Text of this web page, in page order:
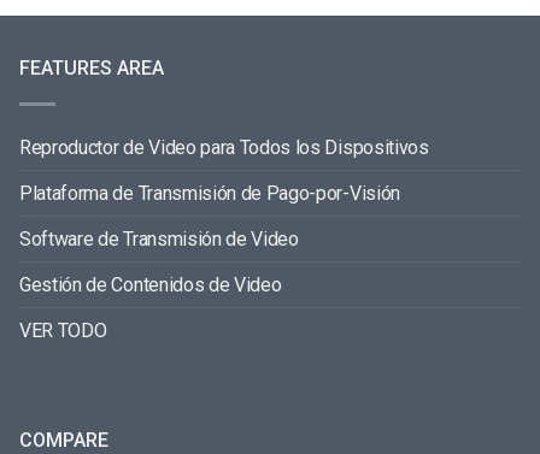
FEATURES AREA
Reproductor de Video para Todos los Dispositivos
Plataforma de Transmisión de Pago-por-Visión
Software de Transmisión de Video
Gestión de Contenidos de Video
VER TODO
COMPARE